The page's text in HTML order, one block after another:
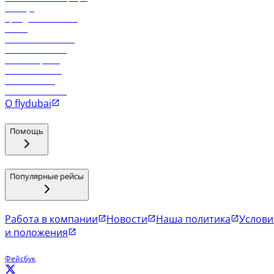
О flydubai
Помощь
Популярные рейсы
Работа в компании Новости Наша политика
и положения
Фейсбук